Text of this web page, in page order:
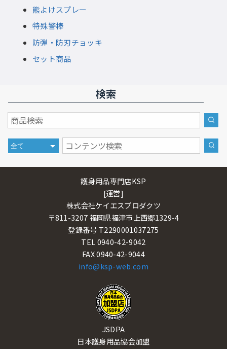
熊よけスプレー
特殊警棒
防弾・防刃チョッキ
セット商品
検索
護身用品専門店KSP
[運営]
株式会社ケイエスプロダクツ
〒811-3207 福岡県福津市上西郷1329-4
登録番号 T2290001037275
TEL 0940-42-9042
FAX 0940-42-9044
info@ksp-web.com
JSDPA
日本護身用品協会加盟